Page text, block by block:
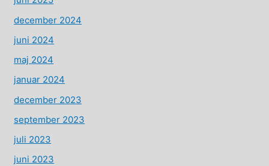
december 2024
juni 2024
maj 2024
januar 2024
december 2023
september 2023
juli 2023
juni 2023